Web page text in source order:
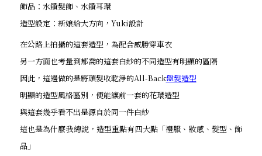
飾品：水鑽髮飾、水鑽耳環
造型設定：新娘給大方向，Yuki設計
在公路上拍攝的這套造型，為配合威勝穿車衣
另一方面也考量到郁喬的這套白紗的不同造型有明顯的區隔
因此，這邊做的是將頭髮收乾淨的All-Back盤髮造型
明顯的造型風格區別，便能讓前一套的花環造型
與這套幾乎看不出是源自於同一件白紗
這也是為什麼我總說，造型重點有四大點「禮服、妝感、髮型、飾
品」